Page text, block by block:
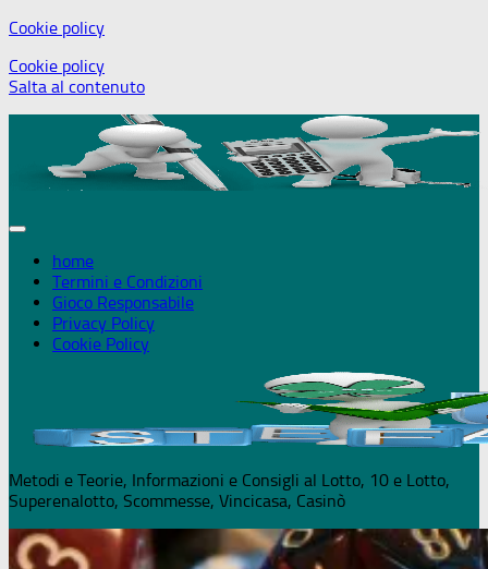
Cookie policy
Cookie policy
Salta al contenuto
home
Termini e Condizioni
Gioco Responsabile
Privacy Policy
Cookie Policy
Metodi e Teorie, Informazioni e Consigli al Lotto, 10 e Lotto,
Superenalotto, Scommesse, Vincicasa, Casinò